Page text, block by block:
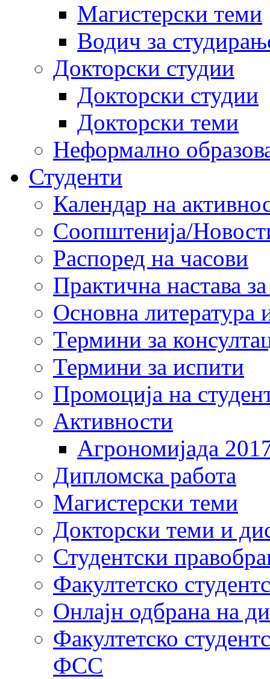
Магистерски теми
Водич за
Докторски студии
Докторски студии
Докторски теми
Неформално
Студенти
Календар на
Соопштенија/
Распоред на часови
Практична настава
Основна литература
Термини за
Термини за испити
Промоција на
Активности
Агрономијада
Дипломска работа
Магистерски теми
Докторски теми и
Студентски
Факултетско
Онлајн одбрана на
Факултетско
ФСС